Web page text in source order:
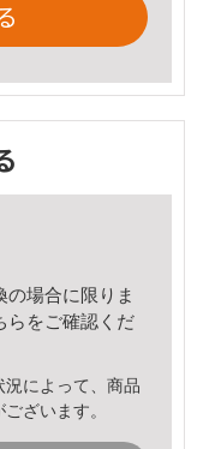
場合に限りま
ら をご確認くだ
によって、商品
ざいます。